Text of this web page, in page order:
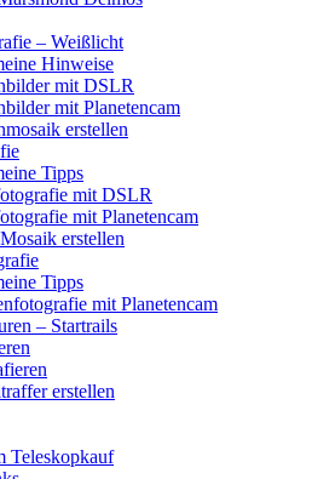
– Weißlicht
Hinweise
mit DSLR
mit Planetencam
erstellen
Tipps
mit DSLR
mit Planetencam
erstellen
Tipps
mit Planetencam
– Startrails
erstellen
Teleskopkauf